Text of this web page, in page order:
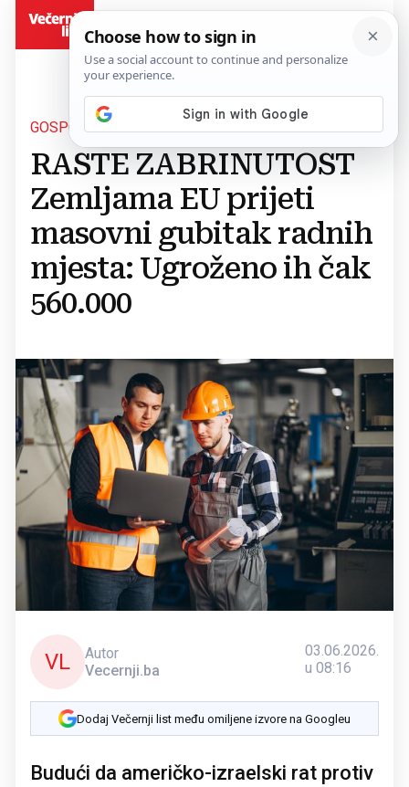
GOSPODARSKI IZAZOVI
RASTE ZABRINUTOST
Zemljama EU prijeti
masovni gubitak radnih
mjesta: Ugroženo ih čak
560.000
VL
Autor
Vecernji.ba
03.06.2026.
u 08:16
Dodaj Večernji list među omiljene izvore na Googleu
Budući da američko-izraelski rat protiv